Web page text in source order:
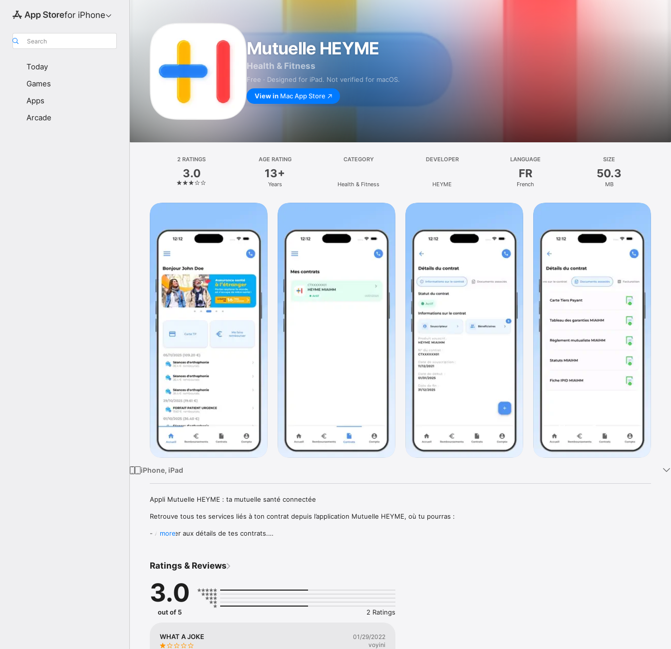
for iPhone
Search
Today
Games
Apps
Arcade
Mutuelle HEYME
Health & Fitness
Free · Designed for iPad. Not verified for macOS.
View in Mac App Store
2 RATINGS
3.0
AGE RATING
13+
Years
CATEGORY
Health & Fitness
DEVELOPER
HEYME
LANGUAGE
FR
French
SIZE
50.3
MB
iPhone, iPad
Appli Mutuelle HEYME : ta mutuelle santé connectée
Retrouve tous tes services liés à ton contrat depuis l’application Mutuelle HEYME, où tu pourras :
- Accéder aux détails de tes contrats.
- Être informé des dernières nouveautés de HEYME.
L'appli HEYME répond à tous tes besoins où que tu sois.
more
Ratings & Reviews
3.0
out of 5 2 Ratings
WHAT A JOKE
01/29/2022
voyini